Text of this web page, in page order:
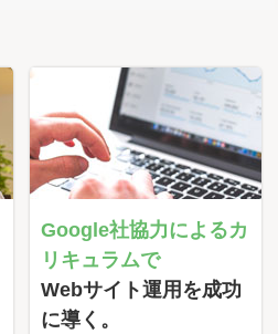
Google社協力によるカ
リキュラムで
Webサイト運用を成功
に導く。